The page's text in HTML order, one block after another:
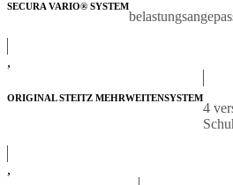
SECURA VARIO® SYSTEM
,
ORIGINAL STEITZ MEHRWEITENSYSTEM
4
,